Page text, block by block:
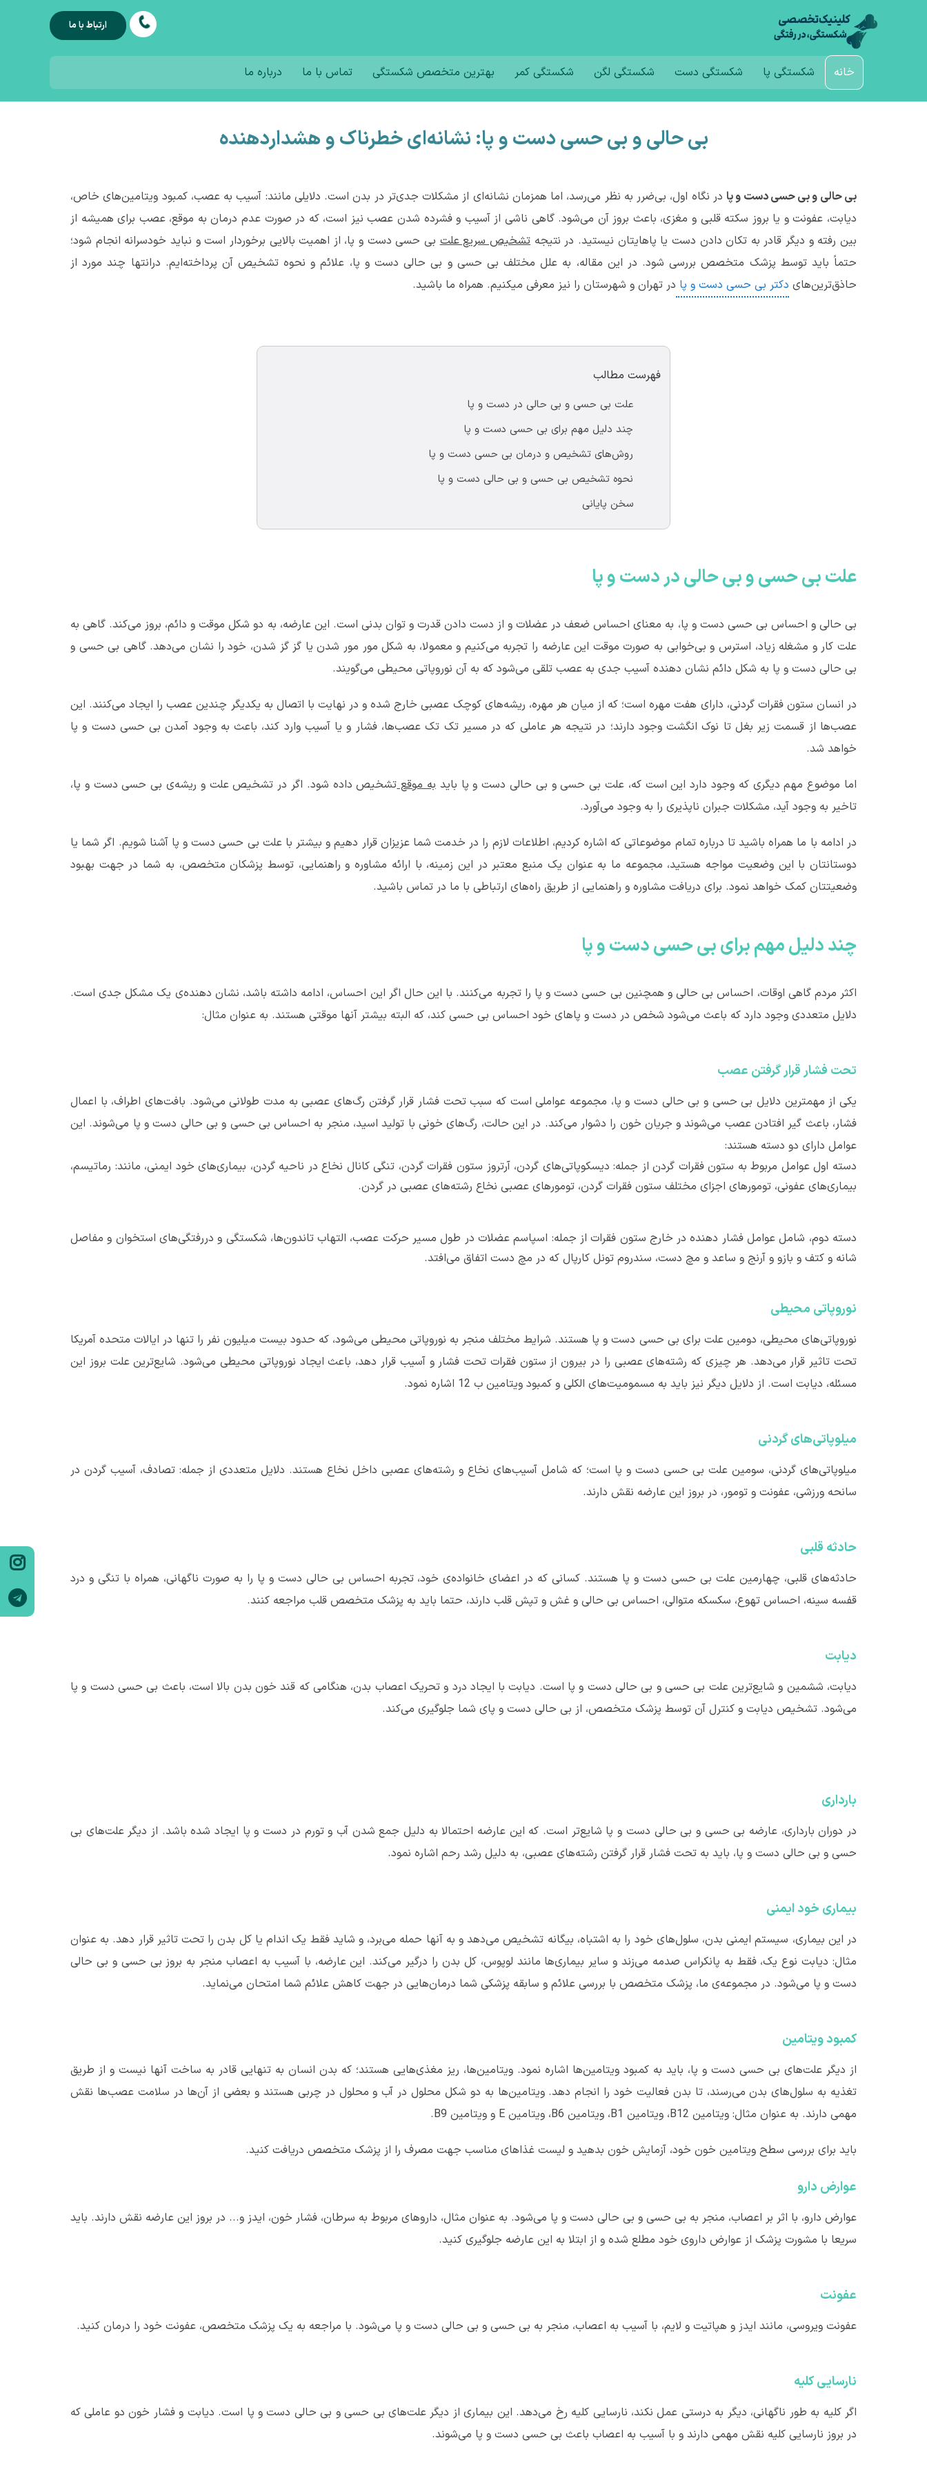
ارتباط با ما
خانه شکستگی پا شکستگی دست شکستگی لگن شکستگی کمر بهترین متخصص شکستگی تماس با ما درباره ما
بی حالی و بی حسی دست و پا: نشانه‌ای خطرناک و هشداردهنده
بی حالی و بی حسی دست و پادر نگاه اول، بی‌ضرر به نظر می‌رسد، اما همزمان نشانه‌ای از مشکلات جدی‌تر در بدن است. دلایلی مانند: آسیب به عصب، کمبود ویتامین‌های خاص،
دیابت، عفونت و یا بروز سکته قلبی و مغزی، باعث بروز آن می‌شود. گاهی ناشی از آسیب و فشرده شدن عصب نیز است، که در صورت عدم درمان به موقع، عصب برای همیشه از
بین رفته و دیگر قادر به تکان دادن دست یا پاهایتان نیستید. در نتیجهتشخیص سریع علتبی حسی دست و پا، از اهمیت بالایی برخوردار است و نباید خودسرانه انجام شود؛
حتماً باید توسط پزشک متخصص بررسی شود. در این مقاله، به علل مختلف بی حسی و بی حالی دست و پا، علائم و نحوه تشخیص آن پرداخته‌ایم. درانتها چند مورد از
حاذق‌ترین‌های دکتر بی حسی دست و پا در تهران و شهرستان را نیز معرفی میکنیم. همراه ما باشید.
فهرست مطالب
علت بی حسی و بی حالی در دست و پا
بی ‌حالی و احساس بی حسی دست و پا، به معنای احساس ضعف در عضلات و از دست دادن قدرت و توان بدنی است. این عارضه، به دو شکل موقت و دائم، بروز می‌کند. گاهی به
علت کار و مشغله زیاد، استرس و بی‌خوابی به صورت موقت این عارضه را تجربه می‌کنیم و معمولا، به شکل مور مور شدن یا گز گز شدن، خود را نشان می‌دهد. گاهی بی حسی و
بی حالی دست و پا به شکل دائم نشان دهنده آسیب جدی به عصب تلقی می‌شود که به آن نوروپاتی محیطی می‌گویند.
در انسان ستون فقرات گردنی، دارای هفت مهره است؛ که از میان هر مهره، ریشه‌های کوچک عصبی خارج شده و در نهایت با اتصال به یکدیگر چندین عصب را ایجاد می‌کنند. این
عصب‌ها از قسمت زیر بغل تا نوک انگشت وجود دارند؛ در نتیجه هر عاملی که در مسیر تک تک عصب‌ها، فشار و یا آسیب وارد کند، باعث به وجود آمدن بی حسی دست و پا
خواهد شد.
اما موضوع مهم دیگری که وجود دارد این است که، علت بی حسی و بی حالی دست و پا باید به موقعتشخیص داده شود. اگر در تشخیص علت و ریشهی بی حسی دست و پا،
تاخیر به وجود آید، مشکلات جبران ناپذیری را به وجود می‌آورد.
در ادامه با ما همراه باشید تا درباره تمام موضوعاتی که اشاره کردیم، اطلاعات لازم را در خدمت شما عزیزان قرار دهیم و بیشتر با علت بی حسی دست و پا آشنا شویم. اگر شما یا
دوستانتان با این وضعیت مواجه هستید، مجموعه ما به عنوان یک منبع معتبر در این زمینه، با ارائه مشاوره و راهنمایی، توسط پزشکان متخصص، به شما در جهت بهبود
وضعیتتان کمک خواهد نمود. برای دریافت مشاوره و راهنمایی از طریق راه‌های ارتباطی با ما در تماس باشید.
چند دلیل مهم برای بی حسی دست و پا
اکثر مردم گاهی اوقات، احساس بی حالی و همچنین بی حسی دست و پا را تجربه می‌کنند. با این حال اگر این احساس، ادامه داشته باشد، نشان دهندهی یک مشکل جدی است.
دلایل متعددی وجود دارد که باعث می‌شود شخص در دست و پاهای خود احساس بی حسی کند، که البته بیشتر آنها موقتی هستند. به عنوان مثال:
تحت فشار قرار گرفتن عصب
یکی از مهمترین دلایل بی حسی و بی حالی دست و پا، مجموعه عواملی است که سبب تحت فشار قرار گرفتن رگ‌های عصبی به مدت طولانی می‌شود. بافت‌های اطراف، با اعمال
فشار، باعث گیر افتادن عصب می‌شوند و جریان خون را دشوار می‌کند. در این حالت، رگ‌های خونی با تولید اسید، منجر به احساس بی حسی و بی حالی دست و پا می‌شوند. این
عوامل دارای دو دسته هستند:
دسته اول عوامل مربوط به ستون فقرات گردن از جمله: دیسکوپاتی‌های گردن، آرتروز ستون فقرات گردن، تنگی کانال نخاع در ناحیه گردن، بیماری‌های خود ایمنی، مانند: رماتیسم،
بیماری‌های عفونی، تومورهای اجزای مختلف ستون فقرات گردن، تومورهای عصبی نخاع رشته‌های عصبی در گردن.
دسته دوم، شامل عوامل فشار دهنده در خارج ستون فقرات از جمله: اسپاسم عضلات در طول مسیر حرکت عصب، التهاب تاندون‌ها، شکستگی و دررفتگی‌های استخوان و مفاصل
شانه و کتف و بازو و آرنج و ساعد و مچ دست، سندروم تونل کارپال که در مچ دست اتفاق می‌افتد.
نوروپاتی محیطی
نوروپاتی‌های محیطی، دومین علت برای بی حسی دست و پا هستند. شرایط مختلف منجر به نوروپاتی محیطی می‌شود، که حدود بیست میلیون نفر را تنها در ایالات متحده آمریکا
تحت تاثیر قرار می‌دهد. هر چیزی که رشته‌های عصبی را در بیرون از ستون فقرات تحت فشار و آسیب قرار دهد، باعث ایجاد نوروپاتی محیطی می‌شود. شایع‌ترین علت بروز این
مسئله، دیابت است. از دلایل دیگر نیز باید به مسمومیت‌های الکلی و کمبود ویتامین ب 12 اشاره نمود.
میلوپاتی‌های گردنی
میلوپاتی‌های گردنی، سومین علت بی حسی دست و پا است؛ که شامل آسیب‌های نخاع و رشته‌های عصبی داخل نخاع هستند. دلایل متعددی از جمله: تصادف، آسیب گردن در
سانحه ورزشی، عفونت و تومور، در بروز این عارضه نقش دارند.
حادثه قلبی
حادثه‌های قلبی، چهارمین علت بی حسی دست و پا هستند. کسانی که در اعضای خانواده‌ی خود، تجربه احساس بی حالی دست و پا را به صورت ناگهانی، همراه با تنگی و درد
قفسه سینه، احساس تهوع، سکسکه متوالی، احساس بی حالی و غش و تپش قلب دارند، حتما باید به پزشک متخصص قلب مراجعه کنند.
دیابت
دیابت، ششمین و شایعترین علت بی حسی و بی حالی دست و پا است. دیابت با ایجاد درد و تحریک اعصاب بدن، هنگامی که قند خون بدن بالا است، باعث بی حسی دست و پا
می‌شود. تشخیص دیابت و کنترل آن توسط پزشک متخصص، از بی حالی دست و پای شما جلوگیری می‌کند.
بارداری
در دوران بارداری، عارضه بی حسی و بی حالی دست و پا شایعتر است. که این عارضه احتمالا به دلیل جمع شدن آب و تورم در دست و پا ایجاد شده باشد. از دیگر علت‌های بی
حسی و بی حالی دست و پا، باید به تحت فشار قرار گرفتن رشته‌های عصبی، به دلیل رشد رحم اشاره نمود.
بیماری خود ایمنی
در این بیماری، سیستم ایمنی بدن، سلول‌های خود را به اشتباه، بیگانه تشخیص می‌دهد و به آنها حمله می‌برد، و شاید فقط یک اندام یا کل بدن را تحت تاثیر قرار دهد. به عنوان
مثال: دیابت نوع یک، فقط به پانکراس صدمه می‌زند و سایر بیماری‌ها مانند لوپوس، کل بدن را درگیر می‌کند. این عارضه، با آسیب به اعصاب منجر به بروز بی حسی و بی حالی
دست و پا می‌شود. در مجموعه‌ی ما، پزشک متخصص با بررسی علائم و سابقه پزشکی شما درمان‌هایی در جهت کاهش علائم شما امتحان می‌نماید.
کمبود ویتامین
از دیگر علت‌های بی حسی دست و پا، باید به کمبود ویتامین‌ها اشاره نمود. ویتامین‌ها، ریز مغذی‌هایی هستند؛ که بدن انسان به تنهایی قادر به ساخت آنها نیست و از طریق
تغذیه به سلول‌های بدن می‌رسند، تا بدن فعالیت خود را انجام دهد. ویتامین‌ها به دو شکل محلول در آب و محلول در چربی هستند و بعضی از آن‌ها در سلامت عصب‌ها نقش
مهمی دارند. به عنوان مثال: ویتامین B12، ویتامین B1، ویتامین B6، ویتامین E و ویتامین B9
.
باید برای بررسی سطح ویتامین خون خود، آزمایش خون بدهید و لیست غذاهای مناسب جهت مصرف را از پزشک متخصص دریافت کنید.
عوارض دارو
عوارض دارو، با اثر بر اعصاب، منجر به بی حسی و بی حالی دست و پا می‌شود. به عنوان مثال، داروهای مربوط به سرطان، فشار خون، ایدز و... در بروز این عارضه نقش دارند. باید
سریعا با مشورت پزشک از عوارض داروی خود مطلع شده و از ابتلا به این عارضه جلوگیری کنید.
عفونت
عفونت ویروسی، مانند ایدز و هپاتیت و لایم، با آسیب به اعصاب، منجر به بی حسی و بی حالی دست و پا می‌شود. با مراجعه به یک پزشک متخصص، عفونت خود را درمان کنید.
نارسایی کلیه
اگر کلیه به طور ناگهانی، دیگر به درستی عمل نکند، نارسایی کلیه رخ می‌دهد. این بیماری از دیگر علت‌های بی حسی و بی حالی دست و پا است. دیابت و فشار خون دو عاملی که
در بروز نارسایی کلیه نقش مهمی دارند و با آسیب به اعصاب باعث بی حسی دست و پا می‌شوند.